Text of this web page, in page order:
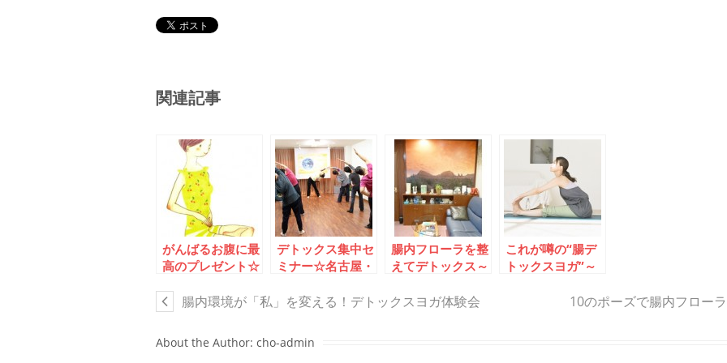
関連記事
がんばるお腹に最
高のプレゼント☆
ガの腸運動で消化
不良を改善しよう
デトックス集中セ
ミナー☆名古屋・
の腸運動
腸内フローラを整
えてデトックス～
動体験会
これが噂の“腸デ
トックスヨガ”～
腸内環境が「私」を変える！デトックスヨガ体験会 10のポーズで腸内フロー
About the Author: cho-admin